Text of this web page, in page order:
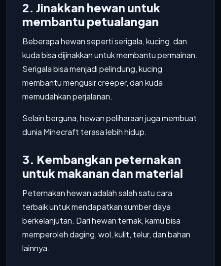
2. Jinakkan hewan untuk
membantu petualangan
Beberapa hewan seperti serigala, kucing, dan
kuda bisa dijinakkan untuk membantu permainan.
Serigala bisa menjadi pelindung, kucing
membantu mengusir creeper, dan kuda
memudahkan perjalanan.
Selain berguna, hewan peliharaan juga membuat
dunia Minecraft terasa lebih hidup.
3. Kembangkan peternakan
untuk makanan dan material
Peternakan hewan adalah salah satu cara
terbaik untuk mendapatkan sumber daya
berkelanjutan. Dari hewan ternak, kamu bisa
memperoleh daging, wol, kulit, telur, dan bahan
lainnya.